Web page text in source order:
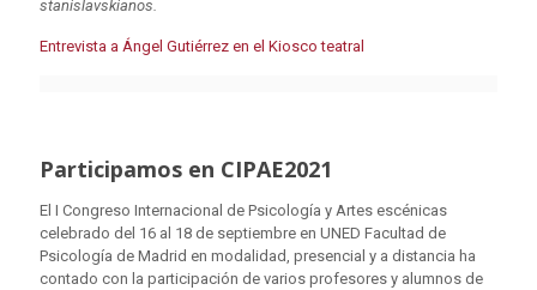
stanislavskianos.
Entrevista a Ángel Gutiérrez en el Kiosco teatral
Participamos en CIPAE2021
El I Congreso Internacional de Psicología y Artes escénicas
celebrado del 16 al 18 de septiembre en UNED Facultad de
Psicología de Madrid en modalidad, presencial y a distancia ha
contado con la participación de varios profesores y alumnos de